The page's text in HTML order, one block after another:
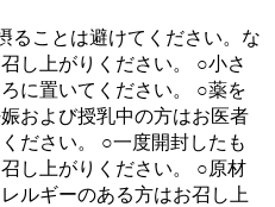
ることは避けてください。な
し上がりください。 ○小さ
に置いてください。 ○薬を
および授乳中の方はお医者
ださい。 ○一度開封したも
し上がりください。 ○原材
ルギーのある方はお召し上